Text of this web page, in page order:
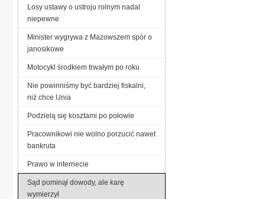
Losy ustawy o ustroju rolnym nadal
niepewne
Minister wygrywa z Mazowszem spór o
janosikowe
Motocykl środkiem trwałym po roku
Nie powinniśmy być bardziej fiskalni,
niż chce Unia
Podzielą się kosztami po połowie
Pracownikowi nie wolno porzucić nawet
bankruta
Prawo w internecie
Sąd pominął dowody, ale karę
wymierzył